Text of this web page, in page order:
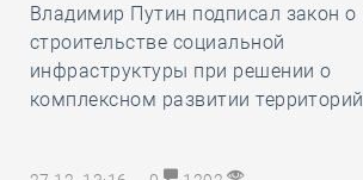
Владимир Путин подписал закон о
строительстве социальной
инфраструктуры при решении о
комплексном развитии территорий